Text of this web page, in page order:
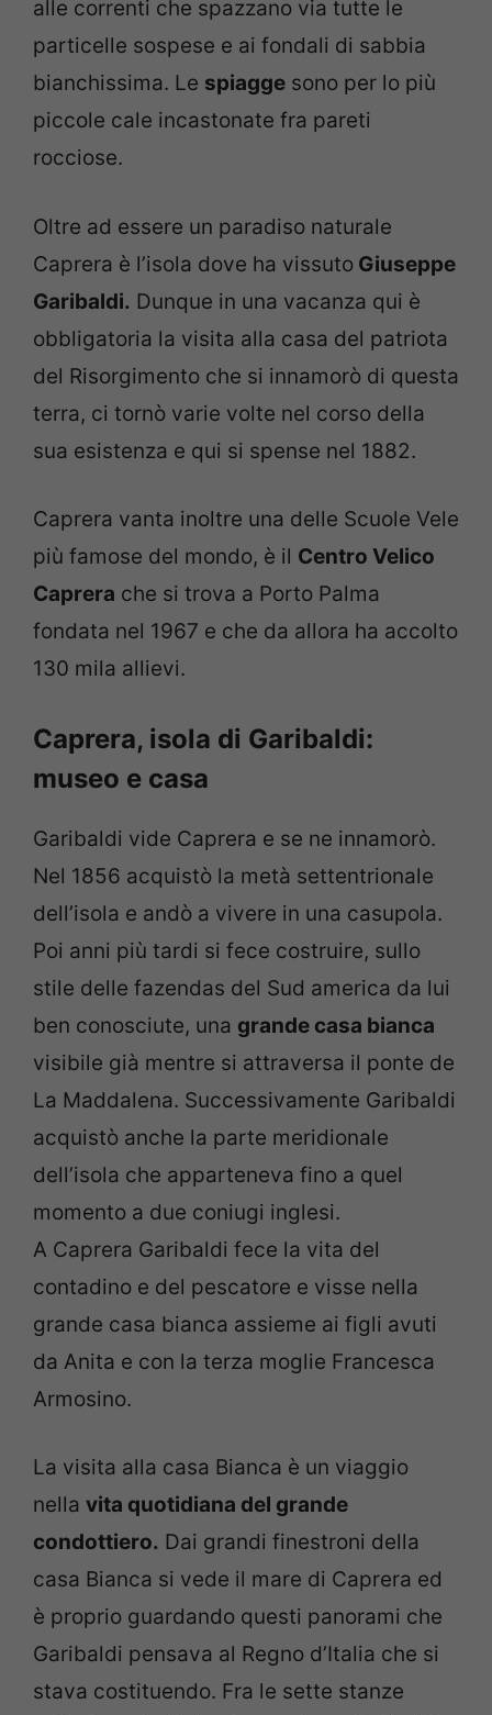
alle correnti che spazzano via tutte le
particelle sospese e ai fondali di sabbia
bianchissima. Le spiagge sono per lo più
piccole cale incastonate fra pareti
rocciose.
Oltre ad essere un paradiso naturale
Caprera è l’isola dove ha vissuto Giuseppe
Garibaldi. Dunque in una vacanza qui è
obbligatoria la visita alla casa del patriota
del Risorgimento che si innamorò di questa
terra, ci tornò varie volte nel corso della
sua esistenza e qui si spense nel 1882.
Caprera vanta inoltre una delle Scuole Vele
più famose del mondo, è il Centro Velico
Caprera che si trova a Porto Palma
fondata nel 1967 e che da allora ha accolto
130 mila allievi.
Caprera, isola di Garibaldi:
museo e casa
Garibaldi vide Caprera e se ne innamorò.
Nel 1856 acquistò la metà settentrionale
dell’isola e andò a vivere in una casupola.
Poi anni più tardi si fece costruire, sullo
stile delle fazendas del Sud america da lui
ben conosciute, una grande casa bianca
visibile già mentre si attraversa il ponte de
La Maddalena. Successivamente Garibaldi
acquistò anche la parte meridionale
dell’isola che apparteneva fino a quel
momento a due coniugi inglesi.
A Caprera Garibaldi fece la vita del
contadino e del pescatore e visse nella
grande casa bianca assieme ai figli avuti
da Anita e con la terza moglie Francesca
Armosino.
La visita alla casa Bianca è un viaggio
nella vita quotidiana del grande
condottiero. Dai grandi finestroni della
casa Bianca si vede il mare di Caprera ed
è proprio guardando questi panorami che
Garibaldi pensava al Regno d’Italia che si
stava costituendo. Fra le sette stanze